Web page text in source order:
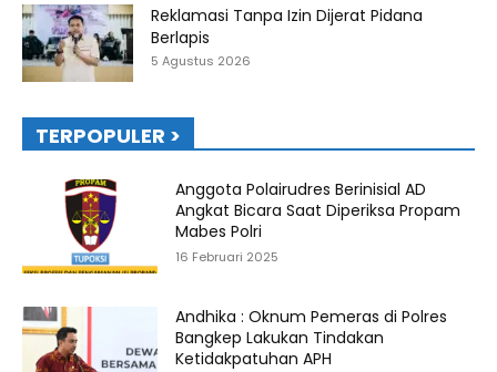
Reklamasi Tanpa Izin Dijerat Pidana
Berlapis
5 Agustus 2026
TERPOPULER >
Anggota Polairudres Berinisial AD
Angkat Bicara Saat Diperiksa Propam
Mabes Polri
16 Februari 2025
Andhika : Oknum Pemeras di Polres
Bangkep Lakukan Tindakan
Ketidakpatuhan APH